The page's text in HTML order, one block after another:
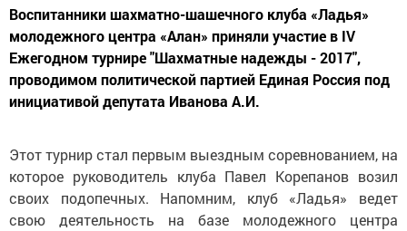
Воспитанники шахматно-шашечного клуба «Ладья»
молодежного центра «Алан» приняли участие в IV
Ежегодном турнире "Шахматные надежды - 2017",
проводимом политической партией Единая Россия под
инициативой депутата Иванова А.И.
Этот турнир стал первым выездным соревнованием, на
которое руководитель клуба Павел Корепанов возил
своих подопечных. Напомним, клуб «Ладья» ведет
свою деятельность на базе молодежного центра